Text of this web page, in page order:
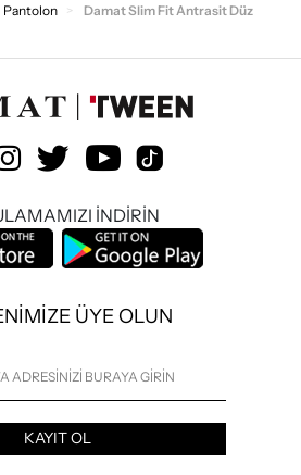
Pantolon
Damat Slim Fit Antrasit Düz
İNDİRİN
ÜYE OLUN
KAYIT OL